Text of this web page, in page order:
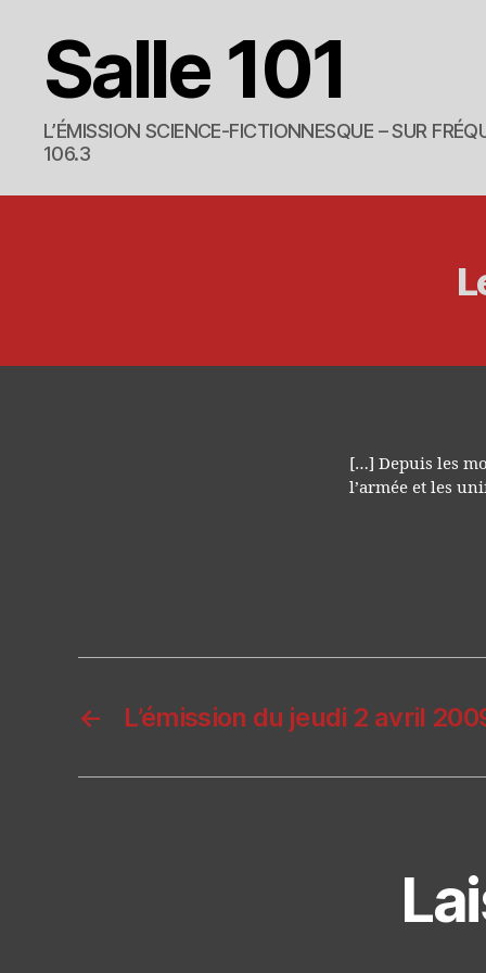
Salle 101
L’ÉMISSION SCIENCE-FICTIONNESQUE – SUR
106.3
[…] Depuis les
l’armée et les
← L’émission du jeudi 2 avril